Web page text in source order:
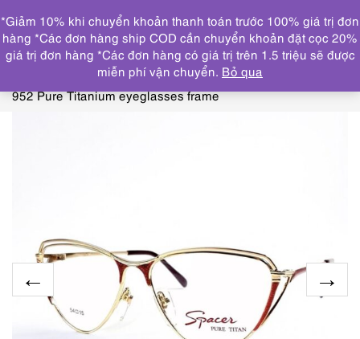
DANH MỤC
Trang chủ KÍNH MẮT
GỌNG KÍNH MỚI/CHƯA SỬ
5607-Gọng kính nữ-Mới/chưa sử dụng-SPACER
952 Pure Titanium eyeglasses frame
*Giảm 10% khi chuyển khoản thanh toán trước 100% giá trị đơn
hàng *Các đơn hàng ship COD cần chuyển khoản đặt cọc 20%
giá trị đơn hàng *Các đơn hàng có giá trị trên 1.5 triệu sẽ được
miễn phí vận chuyển. Bỏ qua